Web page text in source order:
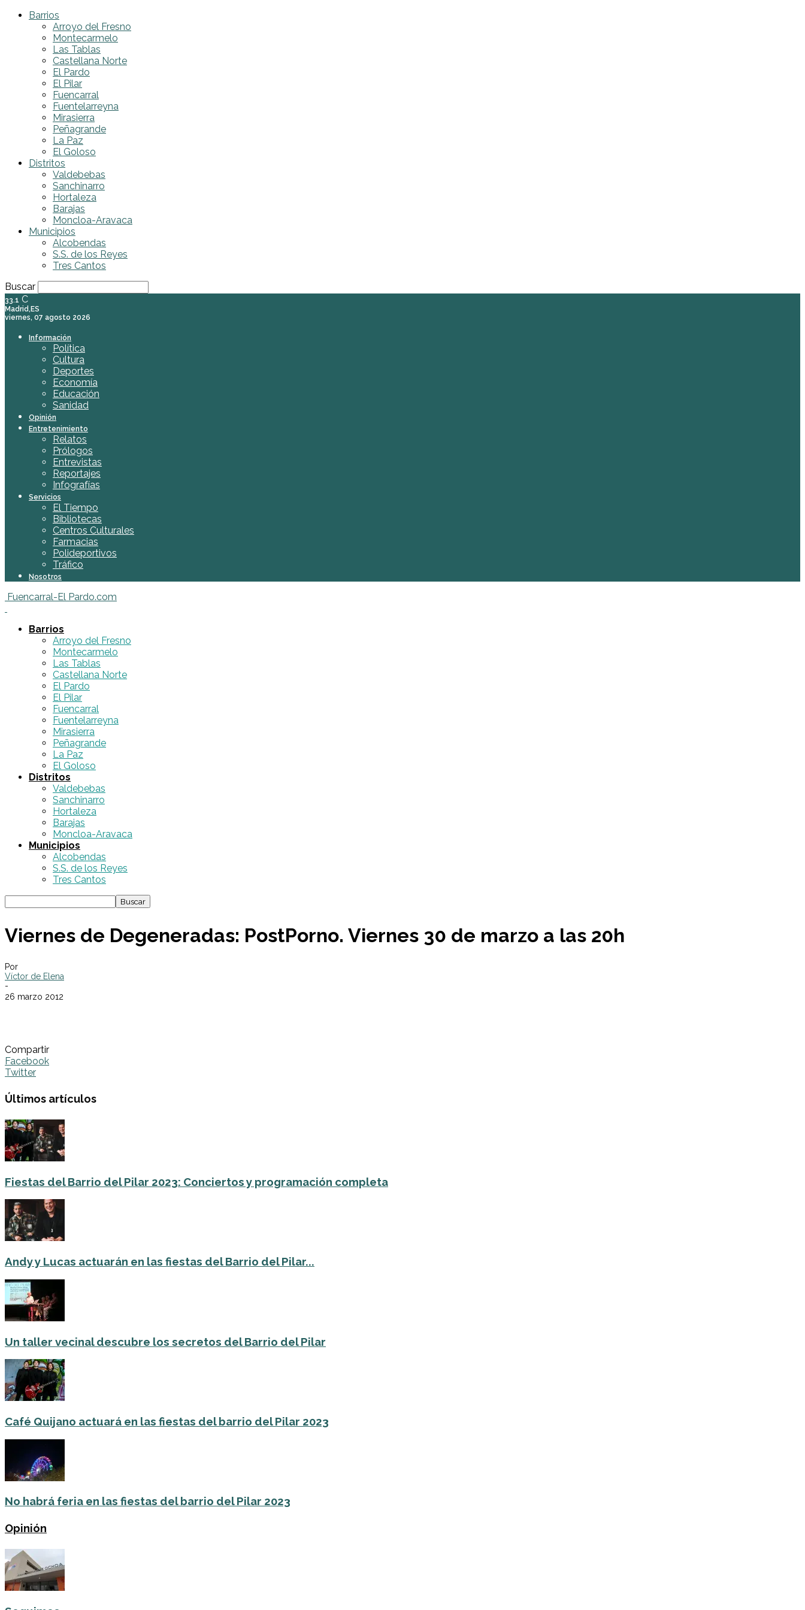
Barrios
Arroyo del Fresno
Montecarmelo
Las Tablas
Castellana Norte
El Pardo
El Pilar
Fuencarral
Fuentelarreyna
Mirasierra
Peñagrande
La Paz
El Goloso
Distritos
Valdebebas
Sanchinarro
Hortaleza
Barajas
Moncloa-Aravaca
Municipios
Alcobendas
S.S. de los Reyes
Tres Cantos
Buscar
33.1 C
Madrid,ES
viernes, 07 agosto 2026
Información
Política
Cultura
Deportes
Economía
Educación
Sanidad
Opinión
Entretenimiento
Relatos
Prólogos
Entrevistas
Reportajes
Infografías
Servicios
El Tiempo
Bibliotecas
Centros Culturales
Farmacias
Polideportivos
Tráfico
Nosotros
Fuencarral-El Pardo.com
Barrios
Arroyo del Fresno
Montecarmelo
Las Tablas
Castellana Norte
El Pardo
El Pilar
Fuencarral
Fuentelarreyna
Mirasierra
Peñagrande
La Paz
El Goloso
Distritos
Valdebebas
Sanchinarro
Hortaleza
Barajas
Moncloa-Aravaca
Municipios
Alcobendas
S.S. de los Reyes
Tres Cantos
Viernes de Degeneradas: PostPorno. Viernes 30 de marzo a las 20h
Por
Víctor de Elena
-
26 marzo 2012
Compartir
Facebook
Twitter
Últimos artículos
Fiestas del Barrio del Pilar 2023: Conciertos y programación completa
Andy y Lucas actuarán en las fiestas del Barrio del Pilar...
Un taller vecinal descubre los secretos del Barrio del Pilar
Café Quijano actuará en las fiestas del barrio del Pilar 2023
No habrá feria en las fiestas del barrio del Pilar 2023
Opinión